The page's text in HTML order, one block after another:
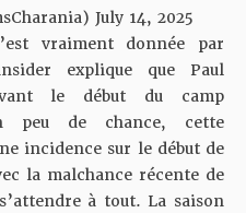
July 14, 2025
vraiment donnée par
explique que Paul
le début du camp
peu de chance, cette
incidence sur le début de
la malchance récente de
à tout. La saison